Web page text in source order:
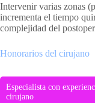
Intervenir varias zonas
incrementa el tiempo
complejidad del
Honorarios del cirujano
Especialista con
cirujano